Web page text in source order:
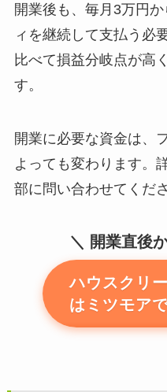
開業後も、毎月3万円
ィを継続して支払う必
比べて損益分岐点が高
す。
開業に必要な資金は、
よっても変わります。
部に問い合わせてくださ
開業直後
ハウスクリ
はミツモア